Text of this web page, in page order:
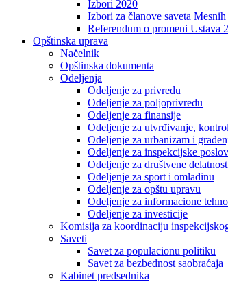
Izbori 2020
Izbori za članove saveta Mesnih
Referendum o promeni Ustava
Opštinska uprava
Načelnik
Opštinska dokumenta
Odeljenja
Odeljenje za privredu
Odeljenje za poljoprivredu
Odeljenje za finansije
Odeljenje za utvrđivanje,
Odeljenje za urbanizam i
Odeljenje za inspekcijske
Odeljenje za društvene
Odeljenje za sport i omladinu
Odeljenje za opštu upravu
Odeljenje za informacione
Odeljenje za investicije
Komisija za koordinaciju
Saveti
Savet za populacionu politiku
Savet za bezbednost saobraćaja
Kabinet predsednika